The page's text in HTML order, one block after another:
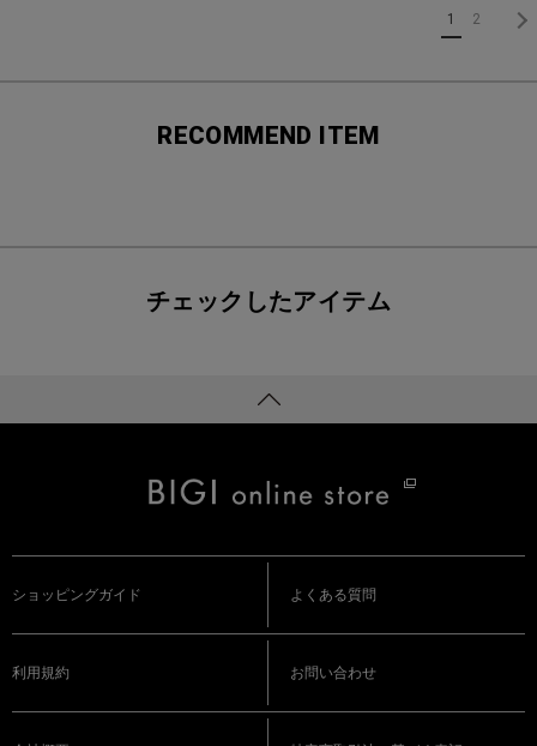
1 2
RECOMMEND ITEM
チェックしたアイテム
ショッピングガイド よくある質問
利用規約 お問い合わせ